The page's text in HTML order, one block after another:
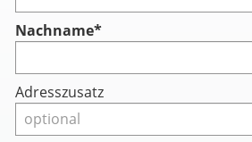
Nachname*
Adresszusatz